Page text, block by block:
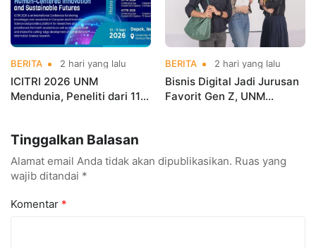
BERITA 2 hari yang lalu
ICITRI 2026 UNM
Mendunia, Peneliti dari 11
BERITA 2 hari yang lalu
Bisnis Digital Jadi Jurusan
Favorit Gen Z, UNM
Tinggalkan Balasan
Alamat email Anda tidak akan dipublikasikan. Ruas yang
wajib ditandai *
Komentar *